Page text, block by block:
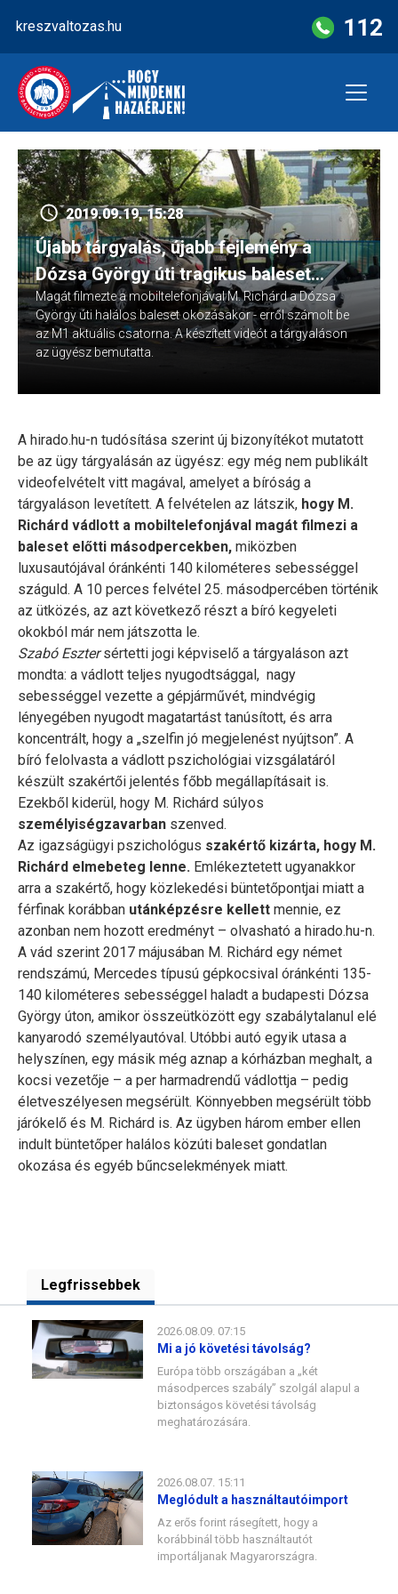
content
kreszvaltozas.hu 112
2019.09.19, 15:28
Újabb tárgyalás, újabb fejlemény a
Dózsa György úti tragikus baleset
kapcsán
Magát filmezte a mobiltelefonjával M. Richárd a Dózsa
György úti halálos baleset okozásakor - erről számolt be
az M1 aktuális csatorna. A készített videót a tárgyaláson
az ügyész bemutatta.
A hirado.hu-n tudósítása szerint új bizonyítékot mutatott
be az ügy tárgyalásán az ügyész: egy még nem publikált
videofelvételt vitt magával, amelyet a bíróság a
tárgyaláson levetített. A felvételen az látszik, hogy M.
Richárd vádlott a mobiltelefonjával magát filmezi a
baleset előtti másodpercekben, miközben
luxusautójával óránkénti 140 kilométeres sebességgel
száguld. A 10 perces felvétel 25. másodpercében történik
az ütközés, az azt következő részt a bíró kegyeleti
okokból már nem játszotta le.
Szabó Esztersértetti jogi képviselő a tárgyaláson azt
mondta: a vádlott teljes nyugodtsággal, nagy
sebességgel vezette a gépjárművét, mindvégig
lényegében nyugodt magatartást tanúsított, és arra
koncentrált, hogy a „szelfin jó megjelenést nyújtson”. A
bíró felolvasta a vádlott pszichológiai vizsgálatáról
készült szakértői jelentés főbb megállapításait is.
Ezekből kiderül, hogy M. Richárd súlyos
személyiségzavarban szenved.
Az igazságügyi pszichológus szakértő kizárta, hogy M.
Richárd elmebeteg lenne. Emlékeztetett ugyanakkor
arra a szakértő, hogy közlekedési büntetőpontjai miatt a
férfinak korábban utánképzésre kellett mennie, ez
azonban nem hozott eredményt – olvasható a hirado.hu-n.
A vád szerint 2017 májusában M. Richárd egy német
rendszámú, Mercedes típusú gépkocsival óránkénti 135-
140 kilométeres sebességgel haladt a budapesti Dózsa
György úton, amikor összeütközött egy szabálytalanul elé
kanyarodó személyautóval. Utóbbi autó egyik utasa a
helyszínen, egy másik még aznap a kórházban meghalt, a
kocsi vezetője – a per harmadrendű vádlottja – pedig
életveszélyesen megsérült. Könnyebben megsérült több
járókelő és M. Richárd is. Az ügyben három ember ellen
indult büntetőper halálos közúti baleset gondatlan
okozása és egyéb bűncselekmények miatt.
Legfrissebbek
2026.08.09. 07:15
Mi a jó követési távolság?
Európa több országában a „két
másodperces szabály” szolgál alapul a
biztonságos követési távolság
meghatározására.
2026.08.07. 15:11
Meglódult a használtautóimport
Az erős forint rásegített, hogy a
korábbinál több használtautót
importáljanak Magyarországra.